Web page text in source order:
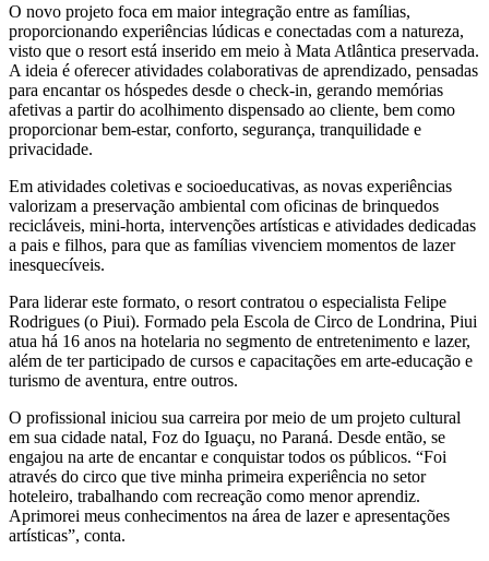
O novo projeto foca em maior integração entre as famílias,
proporcionando experiências lúdicas e conectadas com a natureza,
visto que o resort está inserido em meio à Mata Atlântica preservada.
A ideia é oferecer atividades colaborativas de aprendizado, pensadas
para encantar os hóspedes desde o check-in, gerando memórias
afetivas a partir do acolhimento dispensado ao cliente, bem como
proporcionar bem-estar, conforto, segurança, tranquilidade e
privacidade.
Em atividades coletivas e socioeducativas, as novas experiências
valorizam a preservação ambiental com oficinas de brinquedos
recicláveis, mini-horta, intervenções artísticas e atividades dedicadas
a pais e filhos, para que as famílias vivenciem momentos de lazer
inesquecíveis.
Para liderar este formato, o resort contratou o especialista Felipe
Rodrigues (o Piui). Formado pela Escola de Circo de Londrina, Piui
atua há 16 anos na hotelaria no segmento de entretenimento e lazer,
além de ter participado de cursos e capacitações em arte-educação e
turismo de aventura, entre outros.
O profissional iniciou sua carreira por meio de um projeto cultural
em sua cidade natal, Foz do Iguaçu, no Paraná. Desde então, se
engajou na arte de encantar e conquistar todos os públicos. “Foi
através do circo que tive minha primeira experiência no setor
hoteleiro, trabalhando com recreação como menor aprendiz.
Aprimorei meus conhecimentos na área de lazer e apresentações
artísticas”, conta.